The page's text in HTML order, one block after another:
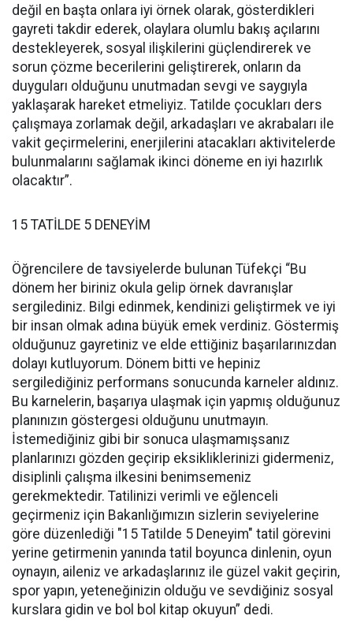
değil en başta onlara iyi örnek olarak, gösterdikleri
gayreti takdir ederek, olaylara olumlu bakış açılarını
destekleyerek, sosyal ilişkilerini güçlendirerek ve
sorun çözme becerilerini geliştirerek, onların da
duyguları olduğunu unutmadan sevgi ve saygıyla
yaklaşarak hareket etmeliyiz. Tatilde çocukları ders
çalışmaya zorlamak değil, arkadaşları ve akrabaları ile
vakit geçirmelerini, enerjilerini atacakları aktivitelerde
bulunmalarını sağlamak ikinci döneme en iyi hazırlık
olacaktır”.
15 TATİLDE 5 DENEYİM
Öğrencilere de tavsiyelerde bulunan Tüfekçi “Bu
dönem her biriniz okula gelip örnek davranışlar
sergilediniz. Bilgi edinmek, kendinizi geliştirmek ve iyi
bir insan olmak adına büyük emek verdiniz. Göstermiş
olduğunuz gayretiniz ve elde ettiğiniz başarılarınızdan
dolayı kutluyorum. Dönem bitti ve hepiniz
sergilediğiniz performans sonucunda karneler aldınız.
Bu karnelerin, başarıya ulaşmak için yapmış olduğunuz
planınızın göstergesi olduğunu unutmayın.
İstemediğiniz gibi bir sonuca ulaşmamışsanız
planlarınızı gözden geçirip eksikliklerinizi gidermeniz,
disiplinli çalışma ilkesini benimsemeniz
gerekmektedir. Tatilinizi verimli ve eğlenceli
geçirmeniz için Bakanlığımızın sizlerin seviyelerine
göre düzenlediği "15 Tatilde 5 Deneyim" tatil görevini
yerine getirmenin yanında tatil boyunca dinlenin, oyun
oynayın, aileniz ve arkadaşlarınız ile güzel vakit geçirin,
spor yapın, yeteneğinizin olduğu ve sevdiğiniz sosyal
kurslara gidin ve bol bol kitap okuyun” dedi.